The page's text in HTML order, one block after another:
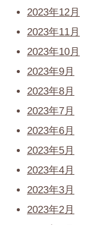
2023年12月
2023年11月
2023年10月
2023年9月
2023年8月
2023年7月
2023年6月
2023年5月
2023年4月
2023年3月
2023年2月